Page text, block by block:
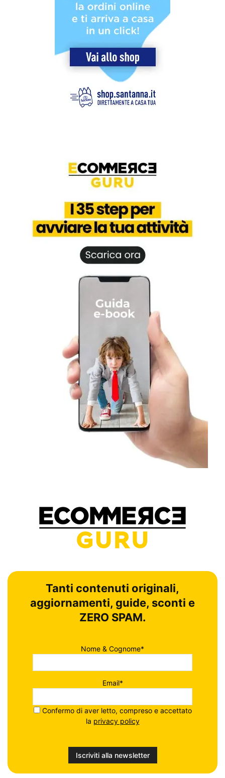
Tanti contenuti originali,
aggiornamenti, guide, sconti e
ZERO SPAM.
Nome & Cognome*
Email*
Confermo di aver letto, compreso e accettato
la privacy policy